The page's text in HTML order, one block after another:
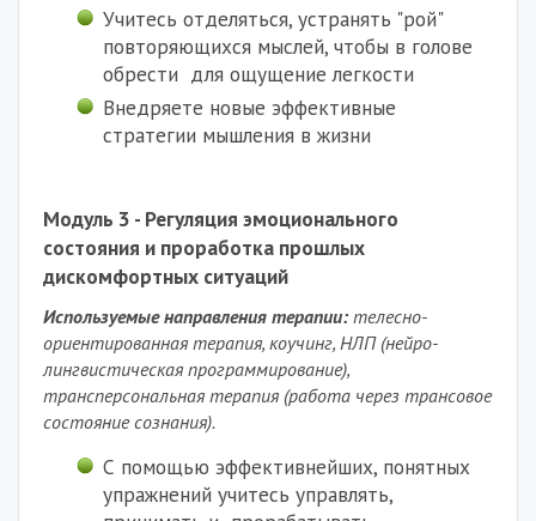
Учитесь отделяться, устранять "рой"
повторяющихся мыслей, чтобы в голове
обрести для ощущение легкости
Внедряете новые эффективные
стратегии мышления в жизни
Модуль 3 - Регуляция эмоционального
состояния и проработка прошлых
дискомфортных ситуаций
Используемые направления терапии: телесно-
ориентированная терапия, коучинг, НЛП (нейро-
лингвистическая программирование),
трансперсональная терапия (работа через трансовое
состояние сознания).
С помощью эффективнейших, понятных
упражнений учитесь управлять,